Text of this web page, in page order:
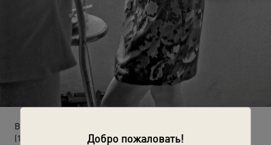
Добро пожаловать!
В кафе «Спутник»
(1975 год)